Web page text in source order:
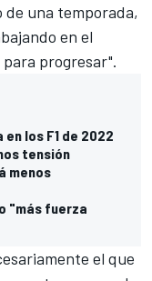
una temporada,
en el
progresar".
los F1 de 2022
tensión
menos
"más fuerza
el que